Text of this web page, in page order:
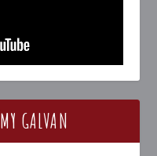
GALVAN